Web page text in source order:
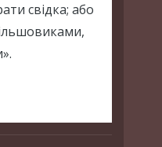
свідка; або